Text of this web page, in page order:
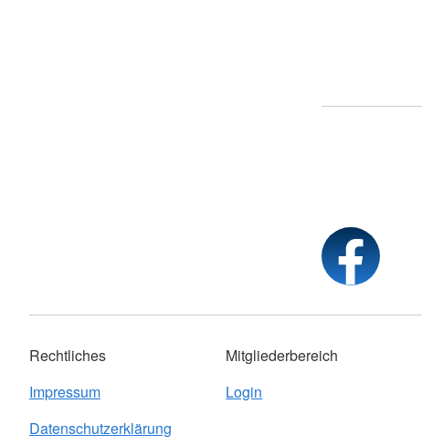
Rechtliches
Impressum
Datenschutzerklärung
Mitgliederbereich
Login